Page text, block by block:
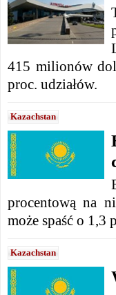
415 milionów
proc. udziałów.
Kazachstan
procentową na
może spaść o 1,3
Kazachstan